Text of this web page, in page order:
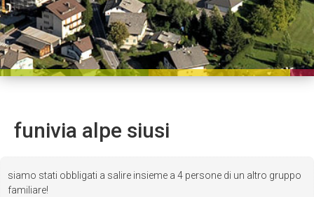
funivia alpe siusi
siamo stati obbligati a salire insieme a 4 persone di un altro gruppo
familiare!